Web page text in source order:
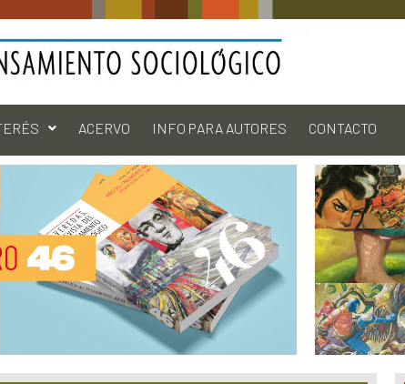
ACERVO INFO PARA AUTORES CONTACTO